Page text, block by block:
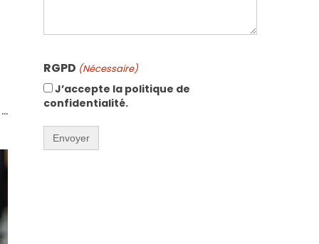
RGPD (Nécessaire)
J’accepte la politique de
confidentialité.